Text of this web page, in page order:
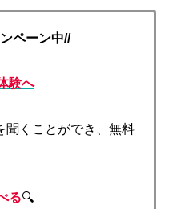
ペーン中//
験へ
聞くことができ、無料
る🔍